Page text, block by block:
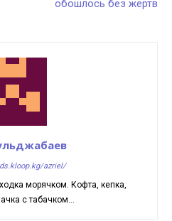
обошлось без жертв
azriel/
морячком. Кофта, кепка,
с табачком...